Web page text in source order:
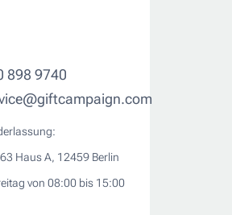
898 9740
Haus A, 12459 Berlin
von 08:00 bis 15:00